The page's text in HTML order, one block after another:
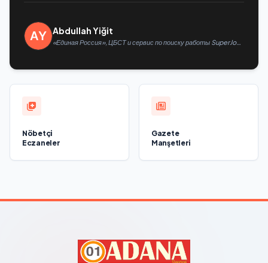
Abdullah Yiğit
«Единая Россия», ЦБСТ и сервис по поиску работы SuperJob
Nöbetçi
Eczaneler
Gazete
Manşetleri